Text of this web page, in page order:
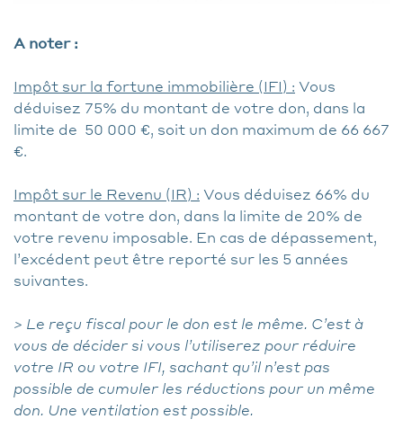
A noter :
Impôt sur la fortune immobilière (IFI) : Vous
déduisez 75% du montant de votre don, dans la
limite de 50 000 €, soit un don maximum de 66 667
€.
Impôt sur le Revenu (IR) : Vous déduisez 66% du
montant de votre don, dans la limite de 20% de
votre revenu imposable. En cas de dépassement,
l’excédent peut être reporté sur les 5 années
suivantes.
> Le reçu fiscal pour le don est le même. C’est à
vous de décider si vous l’utiliserez pour réduire
votre IR ou votre IFI, sachant qu’il n’est pas
possible de cumuler les réductions pour un même
don. Une ventilation est possible.